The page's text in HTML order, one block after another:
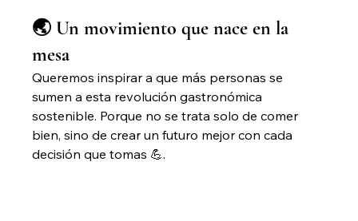
🌏 Un movimiento que nace en la
mesa
Queremos inspirar a que más personas se
sumen a esta revolución gastronómica
sostenible. Porque no se trata solo de comer
bien, sino de crear un futuro mejor con cada
decisión que tomas 💪.